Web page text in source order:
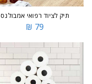
תיק לציוד רפואי אמבולנס
79 ₪